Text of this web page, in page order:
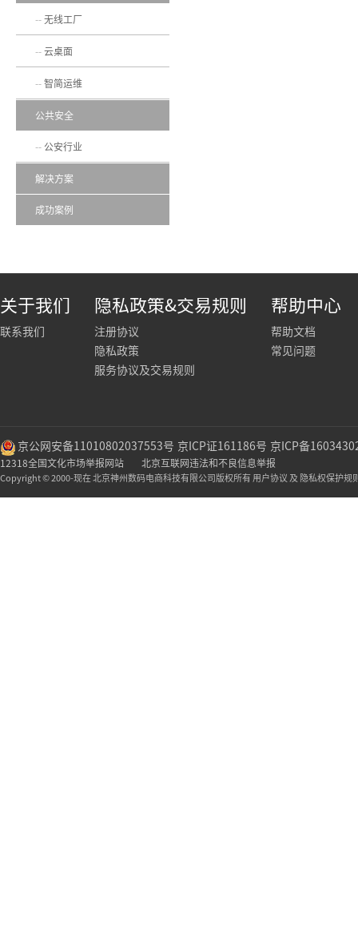
无线工厂
云桌面
智简运维
公共安全
公安行业
解决方案
成功案例
关于我们
联系我们
隐私政策&交易规则
注册协议
隐私政策
服务协议及交易规则
帮助中心
帮助文档
常见问题
京公网安备11010802037553号 京ICP证161186号 京ICP备
12318全国文化市场举报网站 北京互联网违法和不良信息举报
Copyright © 2000-现在 北京神州数码电商科技有限公司版权所有 用户协议 及 隐私权保护规